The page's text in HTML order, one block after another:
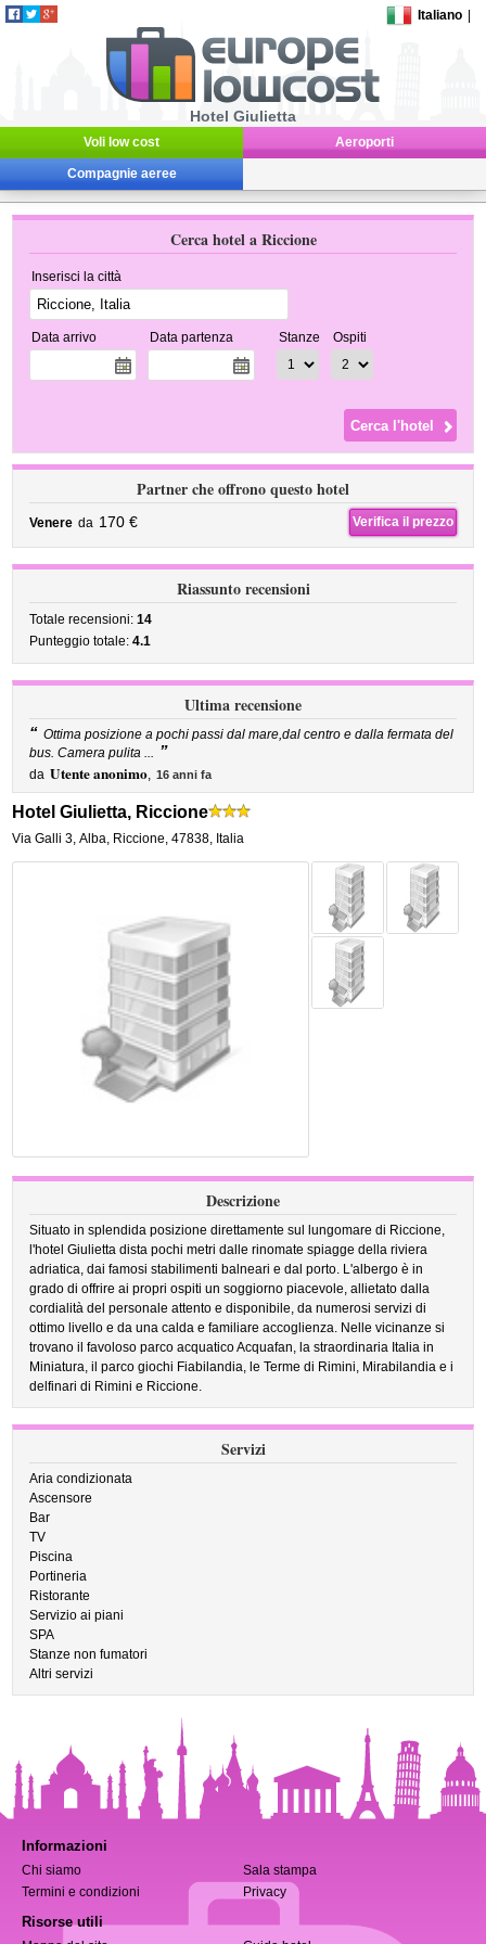
Italiano
Hotel Giulietta
Voli low cost Aeroporti
Compagnie aeree
Cerca hotel a Riccione
Inserisci la città
Data arrivo Data partenza Stanze Ospiti
Partner che offrono questo hotel
Venere da 170 € Verifica il prezzo
Riassunto recensioni
Totale recensioni:14
Punteggio totale:4.1
Ultima recensione
“ Ottima posizione a pochi passi dal mare,dal centro e dalla fermata del
bus. Camera pulita ... ”
da Utente anonimo, 16 anni fa
Hotel Giulietta, Riccione
Via Galli 3,Alba, Riccione,47838, Italia
Descrizione
Situato in splendida posizione direttamente sul lungomare di Riccione,
l'hotel Giulietta dista pochi metri dalle rinomate spiagge della riviera
adriatica, dai famosi stabilimenti balneari e dal porto. L'albergo è in
grado di offrire ai propri ospiti un soggiorno piacevole, allietato dalla
cordialità del personale attento e disponibile, da numerosi servizi di
ottimo livello e da una calda e familiare accoglienza. Nelle vicinanze si
trovano il favoloso parco acquatico Acquafan, la straordinaria Italia in
Miniatura, il parco giochi Fiabilandia, le Terme di Rimini, Mirabilandia e i
delfinari di Rimini e Riccione.
Servizi
Aria condizionata
Ascensore
Bar
TV
Piscina
Portineria
Ristorante
Servizio ai piani
SPA
Stanze non fumatori
Altri servizi
Informazioni
Chi siamo
Sala stampa
Termini e condizioni
Privacy
Risorse utili